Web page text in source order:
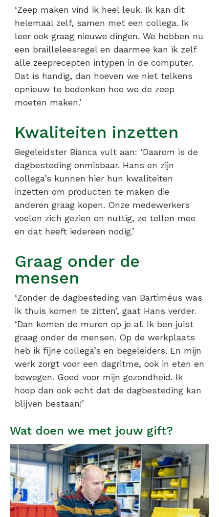
‘Zeep maken vind ik heel leuk. Ik kan dit
helemaal zelf, samen met een collega. Ik
leer ook graag nieuwe dingen. We hebben nu
een brailleleesregel en daarmee kan ik zelf
alle zeeprecepten intypen in de computer.
Dat is handig, dan hoeven we niet telkens
opnieuw te bedenken hoe we de zeep
moeten maken.’
Kwaliteiten inzetten
Begeleidster Bianca vult aan: ‘Daarom is de
dagbesteding onmisbaar. Hans en zijn
collega’s kunnen hier hun kwaliteiten
inzetten om producten te maken die
anderen graag kopen. Onze medewerkers
voelen zich gezien en nuttig, ze tellen mee
en dat heeft iedereen nodig.’
Graag onder de
mensen
‘Zonder de dagbesteding van Bartiméus was
ik thuis komen te zitten’, gaat Hans verder.
‘Dan komen de muren op je af. Ik ben juist
graag onder de mensen. Op de werkplaats
heb ik fijne collega’s en begeleiders. En mijn
werk zorgt voor een dagritme, ook in eten en
bewegen. Goed voor mijn gezondheid. Ik
hoop dan ook echt dat de dagbesteding kan
blĳven bestaan!’
Wat doen we met jouw gift?